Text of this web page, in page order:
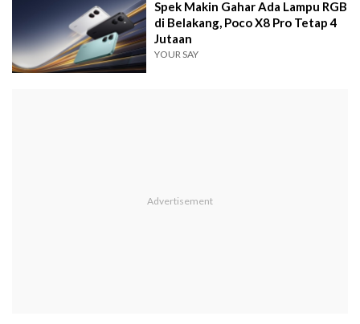
Spek Makin Gahar Ada Lampu RGB
di Belakang, Poco X8 Pro Tetap 4
Jutaan
YOUR SAY